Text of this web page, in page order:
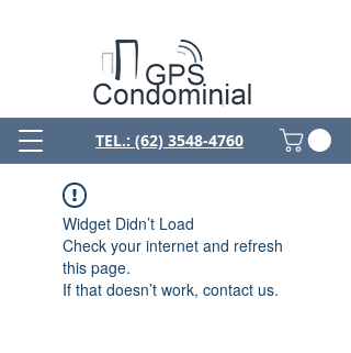
TEL.: (62) 3548-4760
Widget Didn’t Load
Check your internet and refresh
this page.
If that doesn’t work, contact us.